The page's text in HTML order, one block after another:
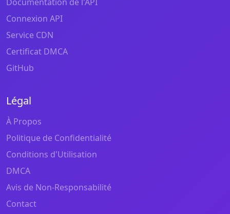
Connexion API
Service CDN
Certificat DMCA
GitHub
Légal
À Propos
Politique de Confidentialité
Conditions d'Utilisation
DMCA
Avis de Non-Responsabilité
Contact